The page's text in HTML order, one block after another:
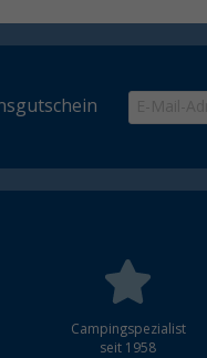
Campingspezialist
seit 1958